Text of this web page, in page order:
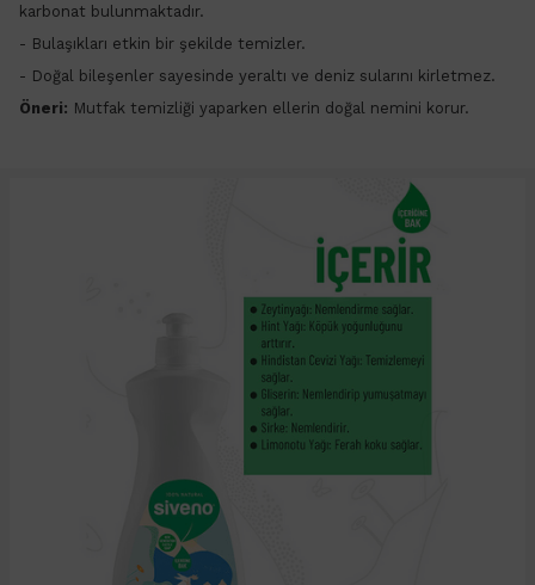
karbonat bulunmaktadır.
- Bulaşıkları etkin bir şekilde temizler.
- Doğal bileşenler sayesinde yeraltı ve deniz sularını kirletmez.
Öneri: Mutfak temizliği yaparken ellerin doğal nemini korur.